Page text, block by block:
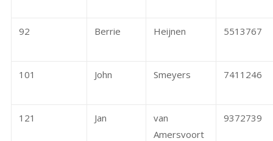
92 Berrie Heijnen 5513767
101 John Smeyers 7411246
121 Jan
van
Amersvoort
9372739